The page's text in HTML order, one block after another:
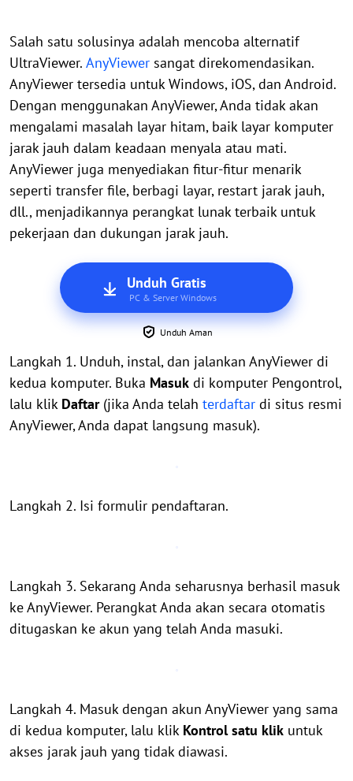
Salah satu solusinya adalah mencoba alternatif
UltraViewer. AnyViewer sangat direkomendasikan.
AnyViewer tersedia untuk Windows, iOS, dan Android.
Dengan menggunakan AnyViewer, Anda tidak akan
mengalami masalah layar hitam, baik layar komputer
jarak jauh dalam keadaan menyala atau mati.
AnyViewer juga menyediakan fitur-fitur menarik
seperti transfer file, berbagi layar, restart jarak jauh,
dll., menjadikannya perangkat lunak terbaik untuk
pekerjaan dan dukungan jarak jauh.
Unduh Gratis
PC & Server Windows
Unduh Aman
Langkah 1. Unduh, instal, dan jalankan AnyViewer di
kedua komputer. Buka Masuk di komputer Pengontrol,
lalu klik Daftar (jika Anda telah terdaftar di situs resmi
AnyViewer, Anda dapat langsung masuk).
Langkah 2. Isi formulir pendaftaran.
Langkah 3. Sekarang Anda seharusnya berhasil masuk
ke AnyViewer. Perangkat Anda akan secara otomatis
ditugaskan ke akun yang telah Anda masuki.
Langkah 4. Masuk dengan akun AnyViewer yang sama
di kedua komputer, lalu klik Kontrol satu klik untuk
akses jarak jauh yang tidak diawasi.